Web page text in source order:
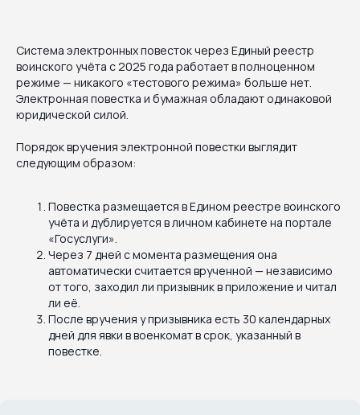
Система электронных повесток через Единый реестр
воинского учёта с 2025 года работает в полноценном
режиме — никакого «тестового режима» больше нет.
Электронная повестка и бумажная обладают одинаковой
юридической силой.
Порядок вручения электронной повестки выглядит
следующим образом:
Повестка размещается в Едином реестре воинского
учёта и дублируется в личном кабинете на портале
«Госуслуги».
Через 7 дней с момента размещения она
автоматически считается врученной — независимо
от того, заходил ли призывник в приложение и читал
ли её.
После вручения у призывника есть 30 календарных
дней для явки в военкомат в срок, указанный в
повестке.